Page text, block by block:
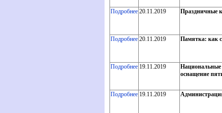
Подробнее 20.11.2019 Праздничные
Подробнее 20.11.2019 Памятка: как
Подробнее 19.11.2019
Национальные
оснащение
Подробнее 19.11.2019